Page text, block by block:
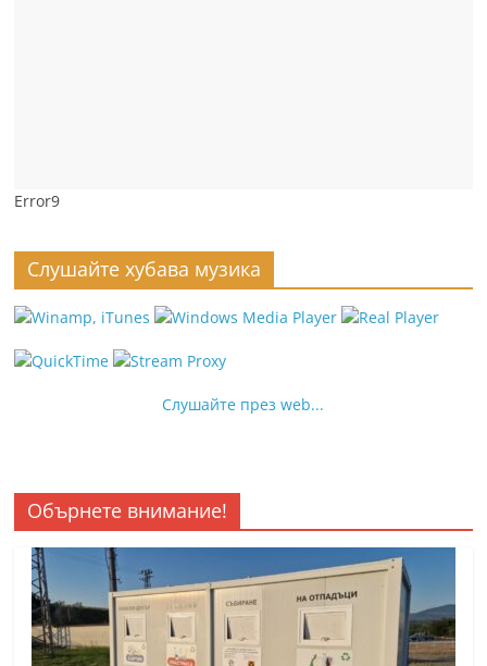
Error9
Слушайте хубава музика
Слушайте през web...
Обърнете внимание!